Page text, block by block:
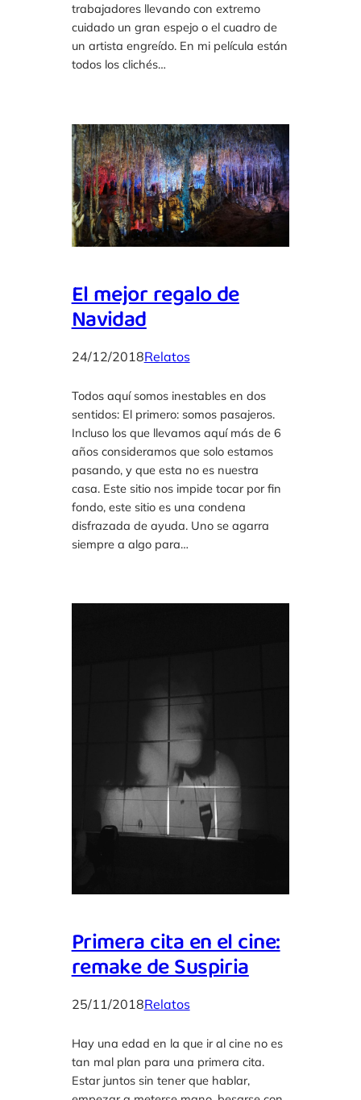
trabajadores llevando con extremo
cuidado un gran espejo o el cuadro de
un artista engreído. En mi película están
todos los clichés…
El mejor regalo de
Navidad
24/12/2018Relatos
Todos aquí somos inestables en dos
sentidos: El primero: somos pasajeros.
Incluso los que llevamos aquí más de 6
años consideramos que solo estamos
pasando, y que esta no es nuestra
casa. Este sitio nos impide tocar por fin
fondo, este sitio es una condena
disfrazada de ayuda. Uno se agarra
siempre a algo para…
Primera cita en el cine:
remake de Suspiria
25/11/2018Relatos
Hay una edad en la que ir al cine no es
tan mal plan para una primera cita.
Estar juntos sin tener que hablar,